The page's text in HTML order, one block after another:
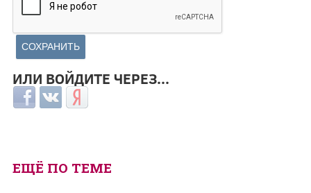
ИЛИ ВОЙДИТЕ ЧЕРЕЗ...
Login with Facebook
Login with ВКонтакте
Login with Яндекс
ЕЩЁ ПО ТЕМЕ